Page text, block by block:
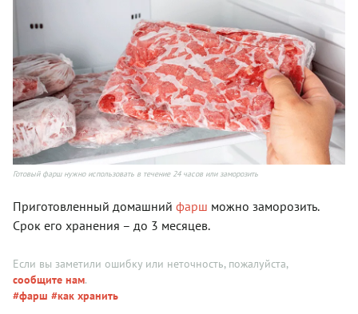
Готовый фарш нужно использовать в течение 24 часов или заморозить
Приготовленный домашний фарш можно заморозить.
Срок его хранения – до 3 месяцев.
Если вы заметили ошибку или неточность, пожалуйста,
сообщите нам.
#фарш #как хранить